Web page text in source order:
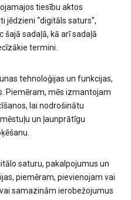
tiesību aktos
jēdzieni “digitāls saturs”,
šajā sadaļā, kā arī sadaļā
termini.
tehnoloģijas un funkcijas,
Piemēram, mēs izmantojam
lai nodrošinātu
un ļaunprātīgu
saturu, pakalpojumus un
piemēram, pievienojam vai
samazinām ierobežojumus